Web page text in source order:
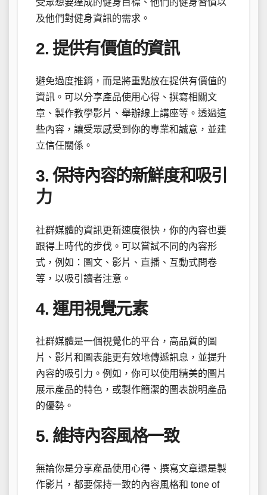
及他們對健身資訊的需求。
2. 提供有價值的資訊
避免過度推銷，而是將重點放在提供有價值的
資訊。可以分享產品使用心得、撰寫相關文
章、製作教學影片、舉辦線上講座等。透過這
些內容，讓受眾感受到你的專業和誠意，並建
立信任關係。
3. 保持內容的新鮮度和吸引
力
社群媒體的資訊更新速度很快，你的內容也要
跟得上時代的步伐。可以嘗試不同的內容形
式，例如：圖文、影片、直播、互動式問卷
等，以吸引讀者注意。
4. 運用視覺元素
社群媒體是一個視覺化的平台，高品質的圖
片、影片和圖表能更有效地傳遞訊息，並提升
內容的吸引力。例如，你可以使用精美的圖片
展示產品的特色，或製作簡潔的圖表說明產品
的優勢。
5. 維持內容風格一致
無論你是分享產品使用心得、撰寫文章還是製
作影片，都要保持一致的內容風格和 tone of